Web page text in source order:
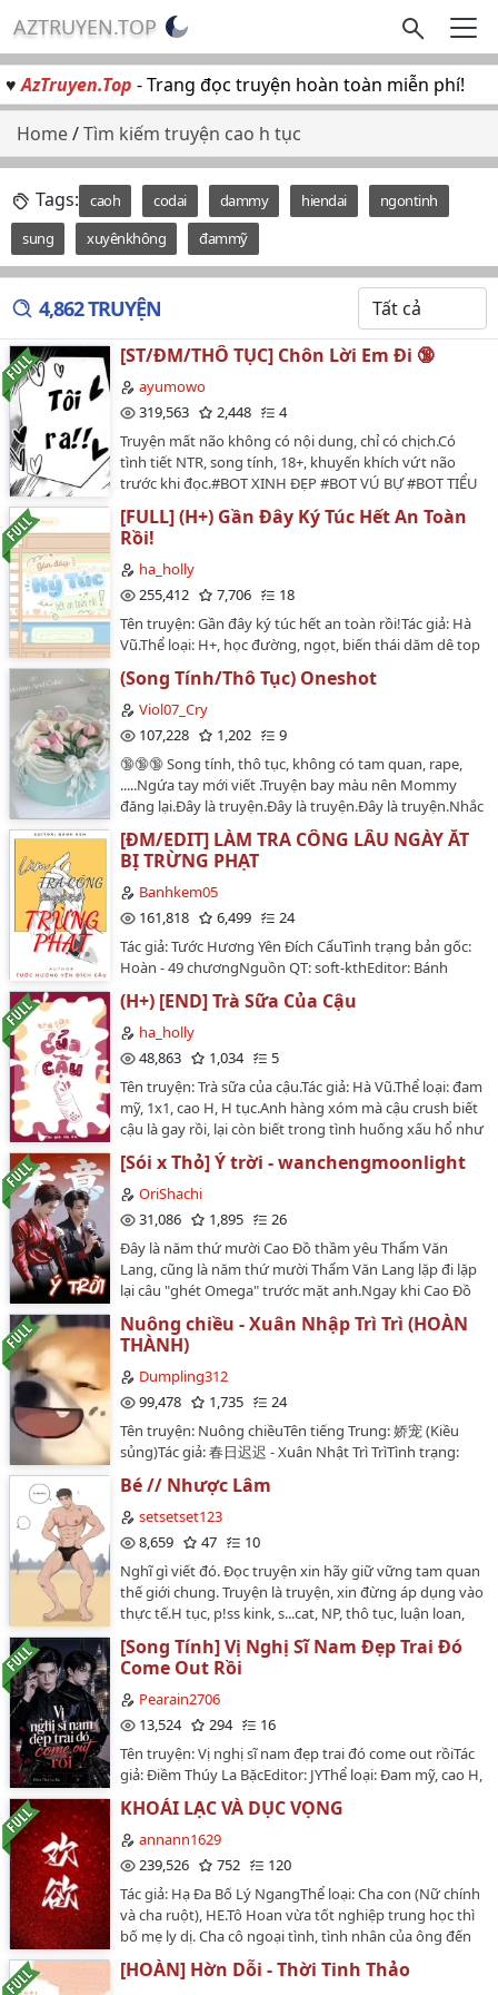
AZTRUYEN.TOP
♥AzTruyen.Top - Trang đọc truyện hoàn toàn miễn phí!
Home/Tìm kiếm truyện cao h tục
Tags: caoh codai dammy hiendai
ngontinh
sung
xuyênkhông đammỹ
4,862 TRUYỆN
[ST/ĐM/THÔ TỤC] Chôn Lời Em Đi 🔞
ayumowo
319,563
2,448
4
Truyện mất não không có nội dung, chỉ có chịch.Có
tình tiết NTR, song tính, 18+, khuyến khích vứt não
trước khi đọc.#BOT XINH ĐẸP #BOT VÚ BỰ #BOT TIỂU
#TOP NGOẠI TÌNH # TOP DÂM NỐT…
[FULL] (H+) Gần Đây Ký Túc Hết An Toàn
Rồi!
ha_holly
255,412
7,706
18
Tên truyện: Gần đây ký túc hết an toàn rồi!Tác giả: Hà
Vũ.Thể loại: H+, học đường, ngọt, biến thái dăm dê top
thiệu:Nghe nói đại học rất nguy hiểm, loại người nào
cũng có. Nếu như không cẩn thận sẽ bị lừa như
chơi.Thế nên Tinh Húc rất cẩn thận, giao tiếp với mọi
bản thân khi ra ngoài.Thế nhưng tránh vỏ dưa gặp vỏ
dừa, phòng bên ngoài lại không phòng được bên
trong. Bỗng một ngày đẹp trời cậu nhận được tin
nhắn, nội dung cực kỳ đáng sợ.[Anh muốn được chịch
em]…
(Song Tính/Thô Tục) Oneshot
Viol07_Cry
107,228
1,202
9
🔞🔞🔞 Song tính, thô tục, không có tam quan, rape,
.....Ngứa tay mới viết .Truyện bay màu nên Mommy
đăng lại.Đây là truyện.Đây là truyện.Đây là truyện.Nhắc
lại 3 lần nên coi giải tỏa cơn nứng thôi đừng nghĩ
nhiều. Là người đọc văn minh mong bạn đừng làm
theo trong thực tế.H văn nên bỏ não.…
[ĐM/EDIT] LÀM TRA CÔNG LÂU NGÀY ẮT
BỊ TRỪNG PHẠT
Banhkem05
161,818
6,499
24
Tác giả: Tước Hương Yên Đích CẩuTình trạng bản gốc:
Hoàn - 49 chươngNguồn QT: soft-kthEditor: Bánh
KemThể loại: Nguyên sang, Đam mỹ, Hiện đại, Cao H,
Song tính, Thô tục, Mỹ công cường thụ, Đa công nhất
thụ (4x1), Loạn luân--- Lời của editor:Dò mìn cho mọi
người:- Thụ giống như tên truyện, tồi mà dâm, mỏ hỗn
công cũng không tốt lành gì, mở miệng ra vừa dơ vừa
hỗn. Hầu như khi công mới lên sàn sẽ rape thụ, sau đó
mới làm tình có sự đồng thuận.- Công 3 là anh trai ruột
của thụ, côn trùng real, không plot twist gì hết.Nếu
truyện đụng trúng lôi của bạn thì vui lòng tắt
truyện.Không cmt chửi rủa tác giả, editor, không kích
war! Chửi nhân vật thì... =))) (Nguyên đám trai tồi nên
thoải mái đi)Truyện edit không có sự cho phép của tác
giả, vui lòng KHÔNG REUP, KHÔNG CHUYỂN VER!!!…
(H+) [END] Trà Sữa Của Cậu
ha_holly
48,863
1,034
5
Tên truyện: Trà sữa của cậu.Tác giả: Hà Vũ.Thể loại: đam
mỹ, 1x1, cao H, H tục.Anh hàng xóm mà cậu crush biết
cậu là gay rồi, lại còn biết trong tình huống xấu hổ như
vậy nữa chứ. Ơ, tại sao lại hôn nhau rồi?!***Cảnh
báo:Truyện H tục không giành cho trẻ em, mong các
bạn cân nhắc trước khi đọc.…
[Sói x Thỏ] Ý trời - wanchengmoonlight
OriShachi
31,086
1,895
26
Đây là năm thứ mười Cao Đồ thầm yêu Thẩm Văn
Lang, cũng là năm thứ mười Thẩm Văn Lang lặp đi lặp
lại câu "ghét Omega" trước mặt anh.Ngay khi Cao Đồ
nghĩ rằng mình sẽ phải tiếp tục dựa vào lời nói dối để
duy trì mối quan hệ chỉ mành treo chuông của họ, một
loại virus mang tên "Nghịch chuyển" đã càn quét toàn
cầu.*Thiết lập tham khảo tiểu thuyết ABO 《Nghịch
chuyển》…
Nuông chiều - Xuân Nhập Trì Trì (HOÀN
THÀNH)
Dumpling312
99,478
1,735
24
Tên truyện: Nuông chiềuTên tiếng Trung: 娇宠 (Kiều
sủng)Tác giả: 春日迟迟 - Xuân Nhật Trì TrìTình trạng:
truyệnTình trạng: hoàn thànhNgày bắt đầu:
19/5/2023Ngày hoàn thành: (quên rồi)Thể loại: hiện
đại, HE, song tính, pissking, nuoctieuplay, cưới trước
giấu diếm lại sớm đã bị phát hiện và chơi đến nở rộ…
Bé // Nhược Lâm
setsetset123
8,659
47
10
Nghĩ gì viết đó. Đọc truyện xin hãy giữ vững tam quan
thế giới chung. Truyện là truyện, xin đừng áp dụng vào
thực tế.H tục, p!ss kink, s...cat, NP, thô tục, luận loan,
được. Xin lưu ý 21+!!…
[Song Tính] Vị Nghị Sĩ Nam Đẹp Trai Đó
Come Out Rồi
Pearain2706
13,524
294
16
Tên truyện: Vị nghị sĩ nam đẹp trai đó come out rồiTác
giả: Điềm Thúy La BặcEditor: JYThể loại: Đam mỹ, cao H,
18+, song tính, sinh con, 1x1❌ TRUYỆN EDIT THÔ TỤC,
THỤ CÓ 2 BỘ PHẬN SINH DỤC ‼️ MANG ĐI NHỚ GHI
NGUỒNNội dung: Trên nghị trường cãi nhau, lên
giường làm hòa…
KHOÁI LẠC VÀ DỤC VỌNG
annann1629
239,526
752
120
Tác giả: Hạ Đa Bố Lý NgangThể loại: Cha con (Nữ chính
và cha ruột), HE.Tô Hoan vừa tốt nghiệp trung học thì
bố mẹ ly dị. Cha cô ngoại tình, tình nhân của ông đến
tận nhà, còn bà nội cô, vốn luôn thích gây rối, lại ủng
hộ việc cha cô đổi vợ, nói rằng bà muốn có cháu trai. Tô
[HOÀN] Hờn Dỗi - Thời Tinh Thảo